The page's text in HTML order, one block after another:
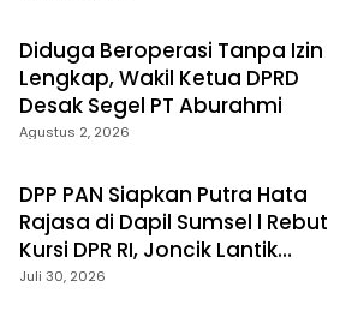
Diduga Beroperasi Tanpa Izin
Lengkap, Wakil Ketua DPRD
Desak Segel PT Aburahmi
Agustus 2, 2026
DPP PAN Siapkan Putra Hata
Rajasa di Dapil Sumsel l Rebut
Kursi DPR RI, Joncik Lantik
Pengurus DPC PAN Muratara
Juli 30, 2026